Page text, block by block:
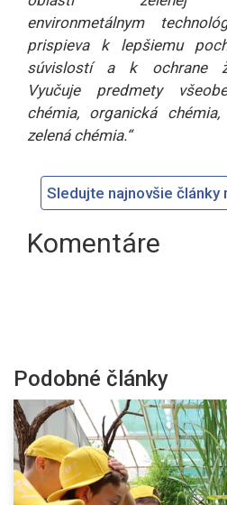
environmetálnym
prispieva k lepšiemu
súvislostí a k ochrane
Vyučuje predmety
chémia, organická
zelená chémia.“
Sledujte najnovšie články
Komentáre
Podobné články